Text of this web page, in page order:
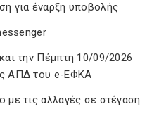
για έναρξη υποβολής
την Πέμπτη 10/09/2026
ΑΠΔ του e-ΕΦΚΑ
με τις αλλαγές σε στέγαση